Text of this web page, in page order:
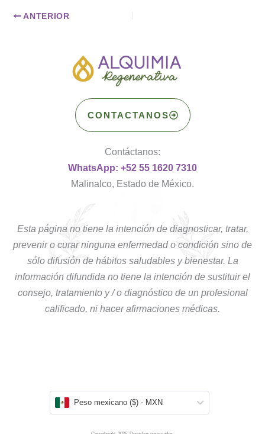
ANTERIOR
CONTACTANOS
Contáctanos:
WhatsApp: +52 55 1620 7310
Malinalco, Estado de México.
Esta página no tiene la intención de diagnosticar, tratar,
prevenir o curar ninguna enfermedad o condición sino de
sólo difusión de hábitos saludables y bienestar. La
información difundida no tiene la intención de sustituir el
consejo, tratamiento y / o diagnóstico de un profesional
calificado, ni hacer afirmaciones médicas.
Peso mexicano ($) - MXN